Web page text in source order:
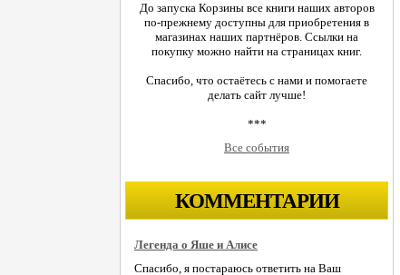
До запуска Корзины все книги наших авторов
по-прежнему доступны для приобретения в
магазинах наших партнёров. Ссылки на
покупку можно найти на страницах книг.
Спасибо, что остаётесь с нами и помогаете
делать сайт лучше!
***
Все события
КОММЕНТАРИИ
Легенда о Яше и Алисе
Спасибо, я постараюсь ответить на Ваш